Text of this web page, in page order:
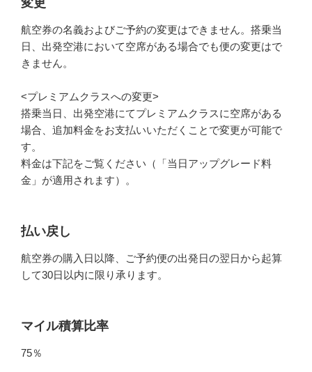
変更
航空券の名義およびご予約の変更はできません。搭乗当
日、出発空港において空席がある場合でも便の変更はで
きません。
<プレミアムクラスへの変更>
搭乗当日、出発空港にてプレミアムクラスに空席がある
場合、追加料金をお支払いいただくことで変更が可能で
す。
料金は下記をご覧ください（「当日アップグレード料
金」が適用されます）。
払い戻し
航空券の購入日以降、ご予約便の出発日の翌日から起算
して30日以内に限り承ります。
マイル積算比率
75％